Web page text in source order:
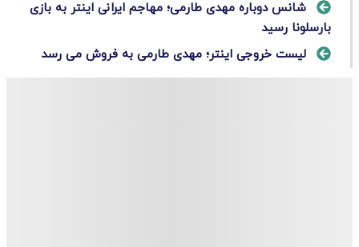
شانس دوباره مهدی طارمی؛ مهاجم ایرانی اینتر به بازی
بارسلونا رسید
لیست خروجی اینتر؛ مهدی طارمی به فروش می رسد